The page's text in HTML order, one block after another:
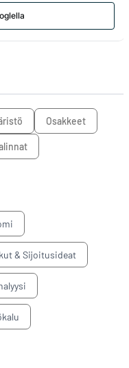
osakkeet
& Sijoitusideat